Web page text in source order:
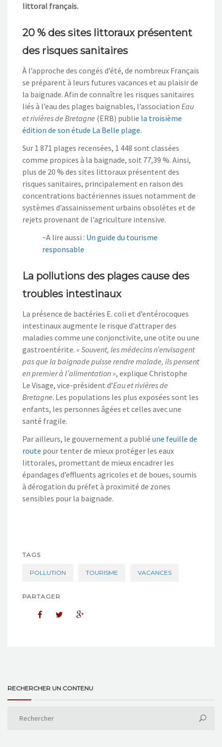
littoral français.
20 % des sites littoraux présentent
des risques sanitaires
À l’approche des congés d’été, de nombreux Français
se préparent à leurs futures vacances et au plaisir de
la baignade. Afin de connaître les risques sanitaires
liés à l’eau des plages baignables, l’association Eau
et rivières de Bretagne (ERB) publie la troisième
édition de son étude La Belle plage.
Sur 1 871 plages recensées, 1 448 sont classées
comme propices à la baignade, soit 77,39 %. Ainsi,
plus de 20 % des sites littoraux présentent des
risques sanitaires, principalement en raison des
concentrations bactériennes issues notamment de
systèmes d’assainissement urbains obsolètes et de
rejets provenant de l’agriculture intensive.
~A lire aussi : Un guide du tourisme
responsable
La pollutions des plages cause des
troubles intestinaux
La présence de bactéries E. coli et d’entérocoques
intestinaux augmente le risque d’attraper des
maladies comme une conjonctivite, une otite ou une
gastroentérite. « Souvent, les médecins n’envisagent
pas que la baignade puisse rendre malade, ils pensent
en premier à l’alimentation », explique Christophe
Le Visage, vice-président d’Eau et rivières de
Bretagne. Les populations les plus exposées sont les
enfants, les personnes âgées et celles avec une
santé fragile.
Par ailleurs, le gouvernement a publié une feuille de
route pour tenter de mieux protéger les eaux
littorales, promettant de mieux encadrer les
épandages d’effluents agricoles et de boues, soumis
à dérogation du préfet à proximité de zones
sensibles pour la baignade.
TAGS
POLLUTION TOURISME VACANCES
PARTAGER
RECHERCHER UN CONTENU